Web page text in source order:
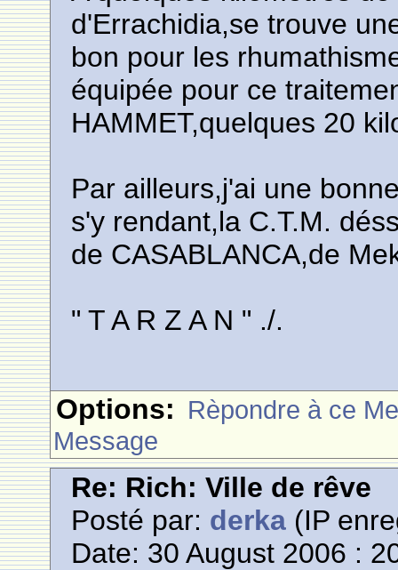
d'Errachidia,se trouve
bon pour les
équipée pour ce
HAMMET,quelques 20
Par ailleurs,j'ai une
s'y rendant,la C.T.M.
de CASABLANCA,de
" T A R Z A N " ./.
Options: Rèpondre à ce
Message
Re: Rich: Ville de rêve
Posté par: derka (IP
Date: 30 August 2006 :